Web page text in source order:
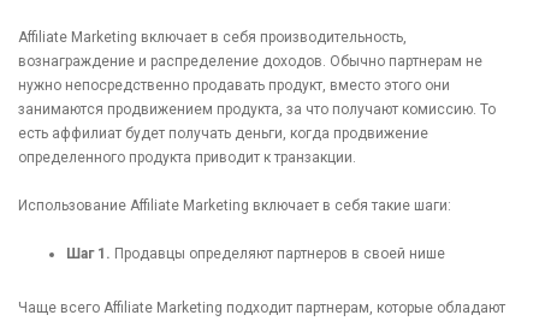
Affiliate Marketing включает в себя производительность,
вознаграждение и распределение доходов. Обычно партнерам не
нужно непосредственно продавать продукт, вместо этого они
занимаются продвижением продукта, за что получают комиссию. То
есть аффилиат будет получать деньги, когда продвижение
определенного продукта приводит к транзакции.
Использование Affiliate Marketing включает в себя такие шаги:
Шаг 1. Продавцы определяют партнеров в своей нише
Чаще всего Affiliate Marketing подходит партнерам, которые обладают